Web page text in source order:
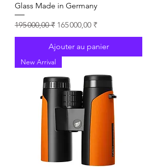
Glass Made in Germany
Prix original
195 000,00 ₹ Prix promotionnel
165 000,00 ₹
Ajouter au panier
New Arrival